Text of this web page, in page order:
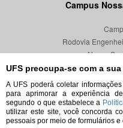
UFS preocupa-se com a
A UFS poderá coletar
para aprimorar a experiência
segundo o que estabelece a
utilizar este site, você concorda
pessoais por meio de formulários e
Campus
Rodovia
Nossa